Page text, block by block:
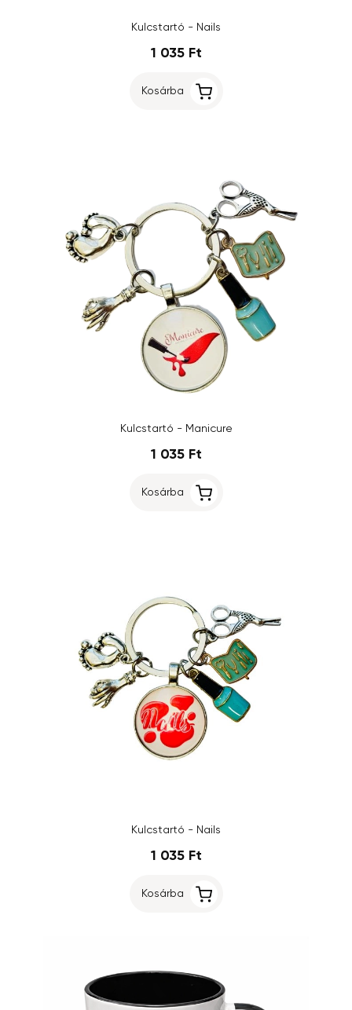
Kulcstartó - Nails
1 035 Ft
Kosárba
Kulcstartó - Manicure
1 035 Ft
Kosárba
Kulcstartó - Nails
1 035 Ft
Kosárba